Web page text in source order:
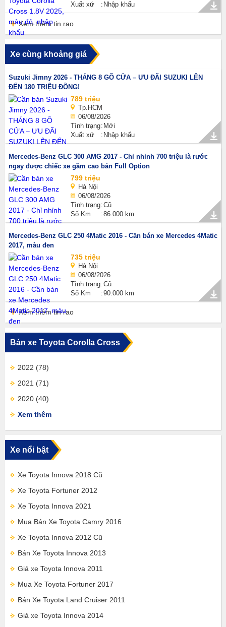
Xuất xứ
Nhập khẩu
Xem thêm tin rao
Xe cùng khoảng giá
Suzuki Jimny 2026 - THÁNG 8 GÕ CỬA – ƯU ĐÃI SUZUKI LÊN
ĐẾN 180 TRIỆU ĐỒNG!
789 triệu
Tp.HCM
06/08/2026
Tình trạng Mới
Xuất xứ
Nhập khẩu
Mercedes-Benz GLC 300 AMG 2017 - Chỉ nhỉnh 700 triệu là rước
ngay được chiếc xe gầm cao bản Full Option
799 triệu
Hà Nội
06/08/2026
Tình trạng Cũ
Số Km
86.000 km
Mercedes-Benz GLC 250 4Matic 2016 - Cần bán xe Mercedes 4Matic
2017, màu đen
735 triệu
Hà Nội
06/08/2026
Tình trạng Cũ
Số Km
90.000 km
Xem thêm tin rao
Bán xe Toyota Corolla Cross
2022 (78)
2021 (71)
2020 (40)
Xem thêm
Xe nổi bật
Xe Toyota Innova 2018 Cũ
Xe Toyota Fortuner 2012
Xe Toyota Innova 2021
Mua Bán Xe Toyota Camry 2016
Xe Toyota Innova 2012 Cũ
Bán Xe Toyota Innova 2013
Giá xe Toyota Innova 2011
Mua Xe Toyota Fortuner 2017
Bán Xe Toyota Land Cruiser 2011
Giá xe Toyota Innova 2014